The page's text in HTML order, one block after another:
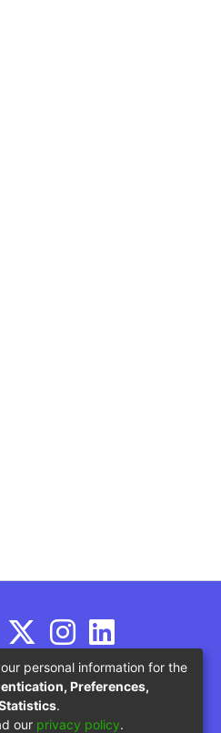
personal information for the
Preferences,
.
our privacy policy.